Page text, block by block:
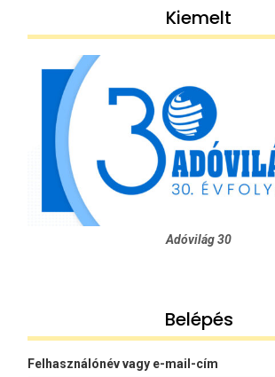
Kiemelt
Adóvilág 30
Belépés
Felhasználónév vagy e-mail-cím